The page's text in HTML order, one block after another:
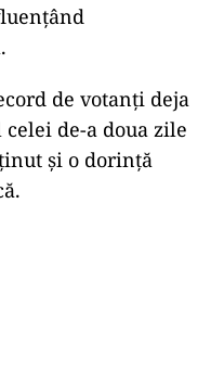
de votanți deja
de-a doua zile
și o dorință